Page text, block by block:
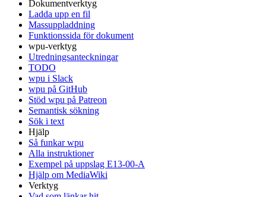
Dokumentverktyg
Ladda upp en fil
Massuppladdning
Funktionssida för dokument
wpu-verktyg
Utredningsanteckningar
TODO
wpu i Slack
wpu på GitHub
Stöd wpu på Patreon
Semantisk sökning
Sök i text
Hjälp
Så funkar wpu
Alla instruktioner
Exempel på uppslag E13-00-A
Hjälp om MediaWiki
Verktyg